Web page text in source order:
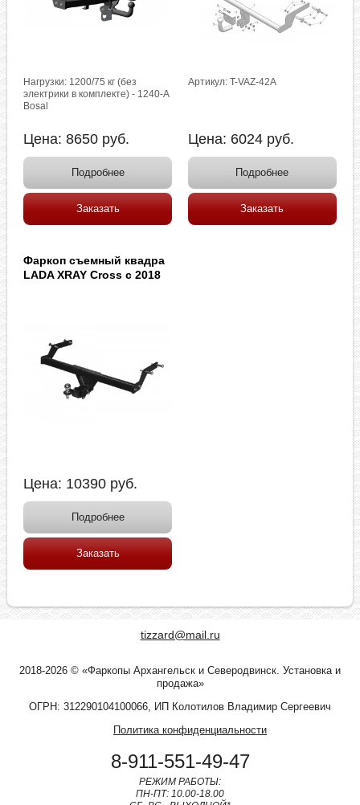
Нагрузки: 1200/75 кг (без
электрики в комплекте) - 1240-A
Bosal
Цена:8650 руб.
Подробнее
Заказать
Артикул: T-VAZ-42A
Цена: 6024 руб.
Подробнее
Заказать
Фаркоп съемный квадра
LADA XRAY Cross c 2018
Цена: 10390 руб.
Подробнее
Заказать
tizzard@mail.ru
2018-2026 © «Фаркопы Архангельск и Северодвинск. Установка и
продажа»
ОГРН: 312290104100066, ИП Колотилов Владимир Сергеевич
Политика конфиденциальности
8-911-551-49-47
РЕЖИМ РАБОТЫ:
ПН-ПТ: 10.00-18.00